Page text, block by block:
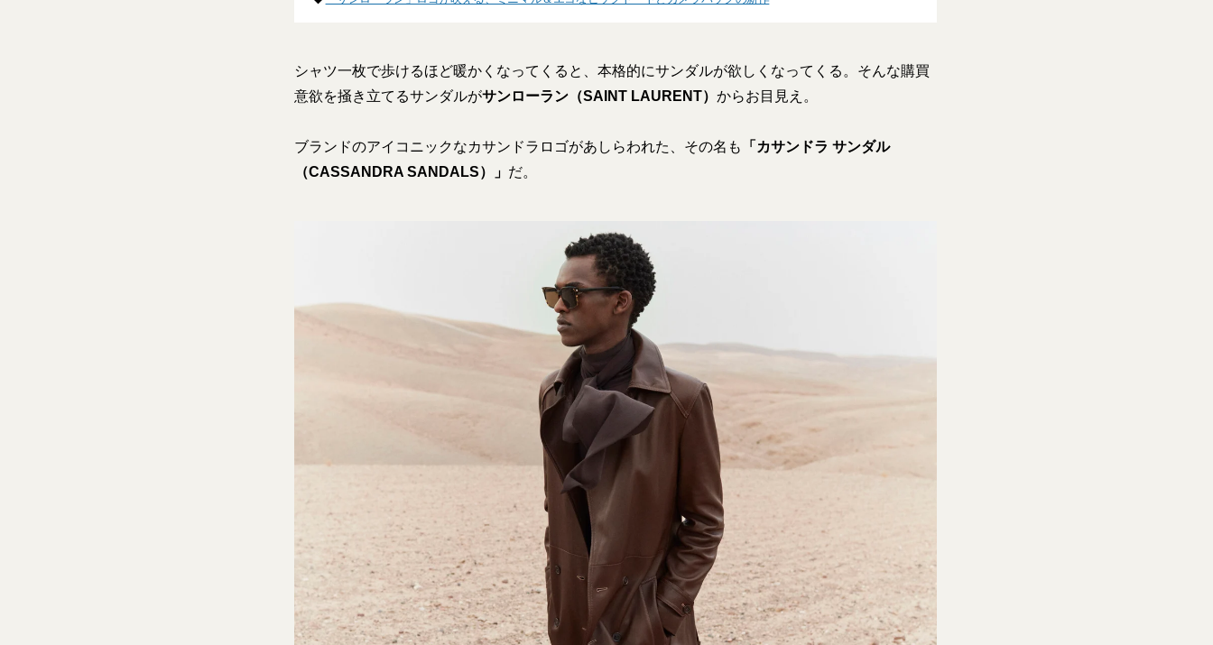
シャツ一枚で歩けるほど暖かくなってくると、本格的にサンダルが欲しくなってくる。そんな購買
意欲を掻き立てるサンダルがサンローラン（SAINT LAURENT）からお目見え。
ブランドのアイコニックなカサンドラロゴがあしらわれた、その名も
「カサンドラ サンダル
（CASSANDRA SANDALS）」 だ。